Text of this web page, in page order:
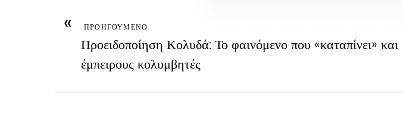
« ΠΡΟΗΓΟΥΜΕΝΟ
Προειδοποίηση Κολυδά: Το φαινόμενο που «καταπίνει» και
έμπειρους κολυμβητές